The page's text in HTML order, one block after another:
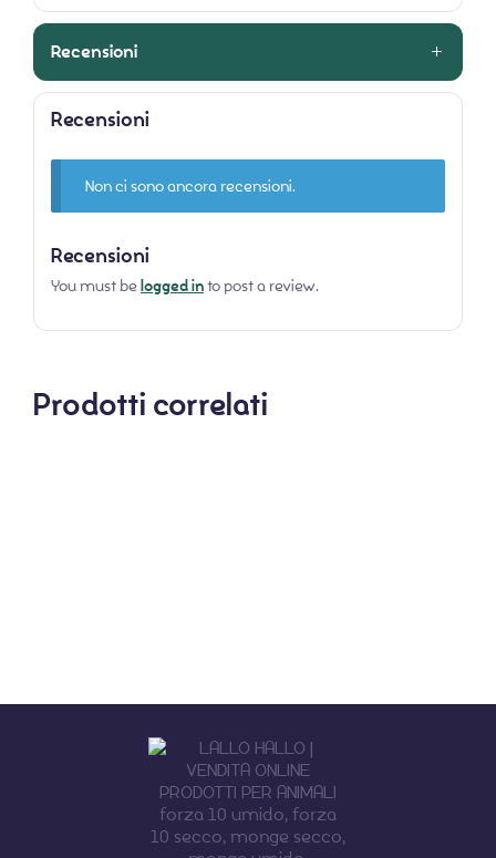
Recensioni
Recensioni
Non ci sono ancora recensioni.
Recensioni
You must be logged into post a review.
Prodotti correlati